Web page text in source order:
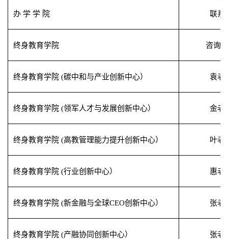
办 学 学 院 联系
终身教育学院 咨询
终身教育学院 (碳中和与产业创新中心） 袁老
终身教育学院 (领军人才与发展创新中心） 金老
终身教育学院 (高教管理能力提升创新中心） 叶老
终身教育学院 (行业创新中心） 惠老
终身教育学院 (新金融与全球CEO创新中心） 张老
终身教育学院 (产融协同创新中心） 张老